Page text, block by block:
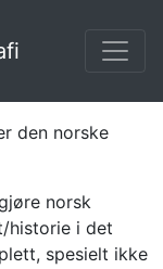
den norske
norsk
historie i det
spesielt ikke